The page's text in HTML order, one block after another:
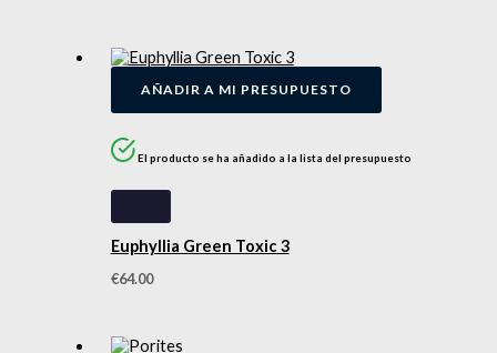
AÑADIR A MI PRESUPUESTO
El producto se ha añadido a la lista del presupuesto
Euphyllia Green Toxic 3
€64.00